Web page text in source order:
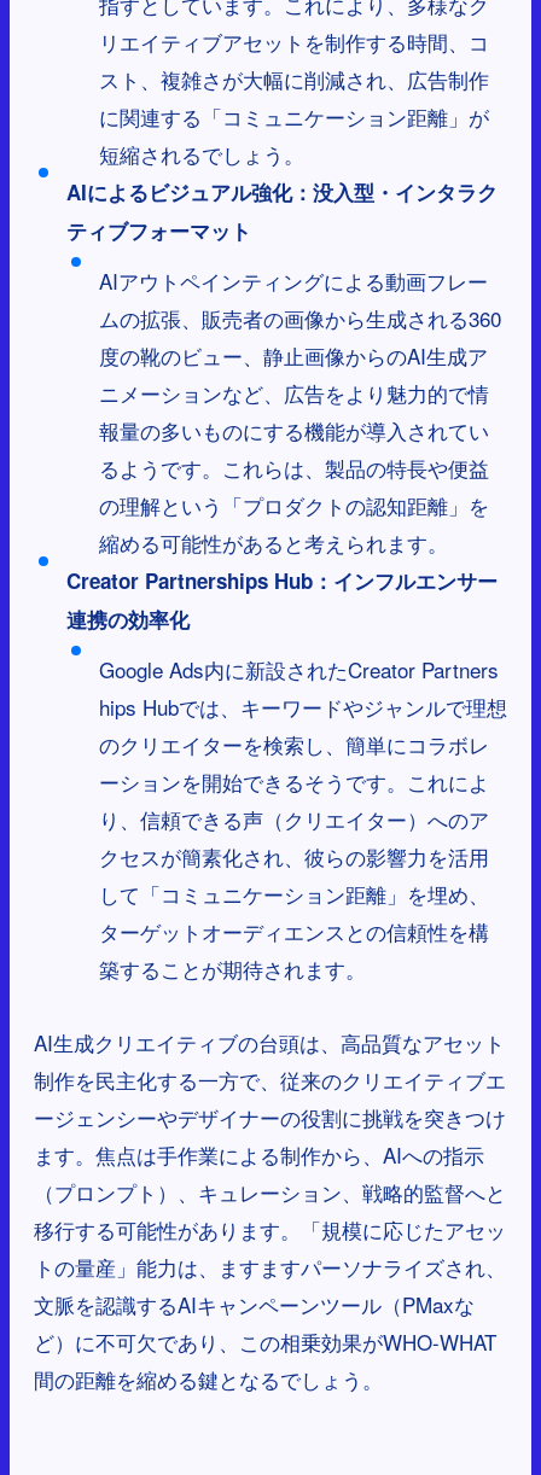
リエイティブアセットを制作する時間、コ
スト、複雑さが大幅に削減され、広告制作
に関連する「コミュニケーション距離」が
短縮されるでしょう。
AIによるビジュアル強化：没入型・インタラク
ティブフォーマット
AIアウトペインティングによる動画フレー
ムの拡張、販売者の画像から生成される360
度の靴のビュー、静止画像からのAI生成ア
ニメーションなど、広告をより魅力的で情
報量の多いものにする機能が導入されてい
るようです。これらは、製品の特長や便益
の理解という「プロダクトの認知距離」を
縮める可能性があると考えられます。
Creator Partnerships Hub：インフルエンサー
連携の効率化
Google Ads内に新設されたCreator Partners
hips Hubでは、キーワードやジャンルで理想
のクリエイターを検索し、簡単にコラボレ
ーションを開始できるそうです。これによ
り、信頼できる声（クリエイター）へのア
クセスが簡素化され、彼らの影響力を活用
して「コミュニケーション距離」を埋め、
ターゲットオーディエンスとの信頼性を構
築することが期待されます。
AI生成クリエイティブの台頭は、高品質なアセット
制作を民主化する一方で、従来のクリエイティブエ
ージェンシーやデザイナーの役割に挑戦を突きつけ
ます。焦点は手作業による制作から、AIへの指示
（プロンプト）、キュレーション、戦略的監督へと
移行する可能性があります。「規模に応じたアセッ
トの量産」能力は、ますますパーソナライズされ、
文脈を認識するAIキャンペーンツール（PMaxな
ど）に不可欠であり、この相乗効果がWHO-WHAT
間の距離を縮める鍵となるでしょう。